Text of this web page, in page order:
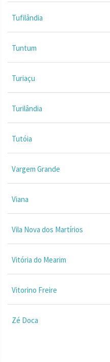
Tufilândia
Tuntum
Turiaçu
Turilândia
Tutóia
Vargem Grande
Viana
Vila Nova dos Martírios
Vitória do Mearim
Vitorino Freire
Zé Doca